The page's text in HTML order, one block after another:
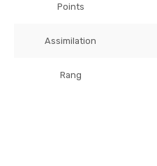
Points
Assimilation
Rang